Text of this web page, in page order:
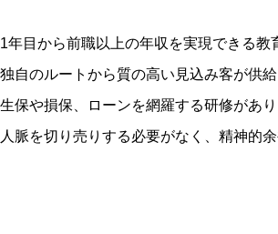
1年目から前職以上の年収を実現できる教
独自のルートから質の高い見込み客が供
生保や損保、ローンを網羅する研修があ
人脈を切り売りする必要がなく、精神的